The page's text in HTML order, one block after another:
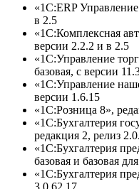
«1С:ERP
в 2.5
«1С:Комплексная
версии 2.2.2 и в 2.5
«1С:Управление
базовая, с версии
«1С:Управление
версии 1.6.15
«1С:Розница 8»,
«1С:Бухгалтерия
редакция 2, релиз
«1С:Бухгалтерия
базовая и базовая
«1С:Бухгалтерия
3.0.62.17